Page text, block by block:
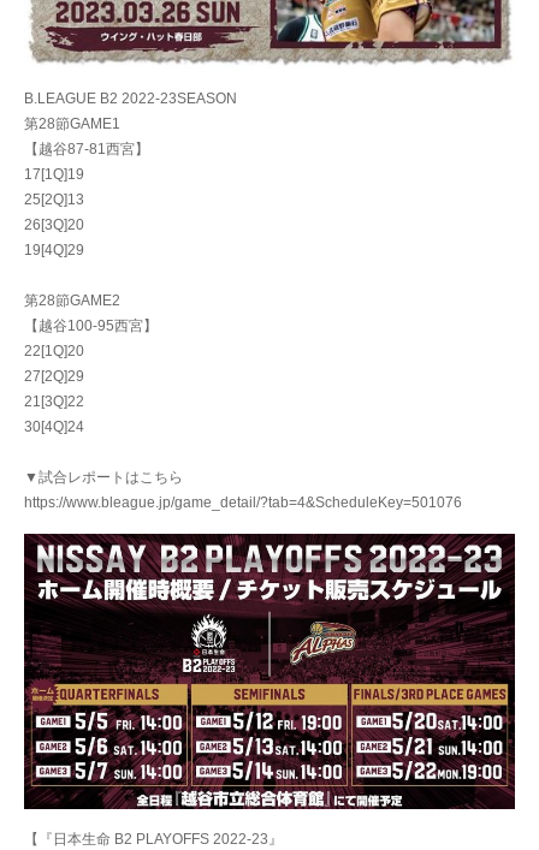
B.LEAGUE B2 2022-23SEASON
第28節GAME1
【越谷87-81西宮】
17[1Q]19
25[2Q]13
26[3Q]20
19[4Q]29
第28節GAME2
【越谷100-95西宮】
22[1Q]20
27[2Q]29
21[3Q]22
30[4Q]24
▼試合レポートはこちら
https://www.bleague.jp/game_detail/?tab=4&ScheduleKey=501076
【『日本生命 B2 PLAYOFFS 2022-23』